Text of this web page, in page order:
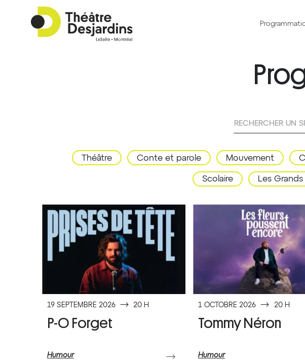
RECHERCHER UN
Théâtre Conte et parole Mouvement
Scolaire Les
19 SEPTEMBRE 2026 ⟶ 20 H
P-O Forget
Humour ⟶
1 OCTOBRE 2026 ⟶ 20 H
Tommy Néron
Humour